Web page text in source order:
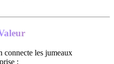
connecte les jumeaux
: